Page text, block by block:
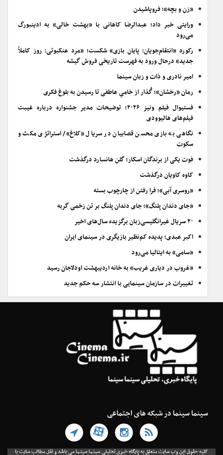
«زن و بچه»؛ فروپاشیدن
ورایتی خبر داد؛ عبدالرضا کاهانی با «بهشت خالی» به ادینبورگ
می‌رود
رکورد «انتقام‌جویان: پایان بازی» شکست؛ «مرد عنکبوتی: روز کاملاً
جدید» درحال ورود به فهرست تاریخی فروش گیشه
امیر نادری و ذات و زبان سینما
رمان «رخشان»؛ گُذار از خامیِ عاطفی تا رسیدن به بلوغ فکری
فستیوال فیلم ونیز ۲۰۲۶؛ توضیحات مدیر جشنواره درباره غیبت
فیلم‌های هالیوودی
نگاهی به بازی محسن قصابیان در سریال «کلاغ»/ استراتژی مکث و
سکوت
فوت یکی از برندگان اسکار؛ گلن هانسارد درگذشت
کاوه کاویان درگذشت
«روسری آبی»؛ فرا رفتن از چارچوب بسته
«جای دندان پلنگ»؛ جای دندان پلنگ بر تن زخمی گربه
۲۰ سریال غیرانگلیسی‌زبان برگزیده سال‌های اخیر
اکبر عبدی؛ پدیده کم‌نظیر بازیگری در سینمای ایران
«سامی» به ایتالیا می‌رود
«غروب در دیاری غریب» به خانه اردیبهشت اودلاجان رسید
تغییرات در سازمان سینمایی با انتشار سه حکم جدید
سینما سینما در شبکه های اجتماعی
کلیه حقوق این وب سایت متعلق به پایگاه خبری تحلیلی سینما سینما می باشد و نقل مطالب سایت با